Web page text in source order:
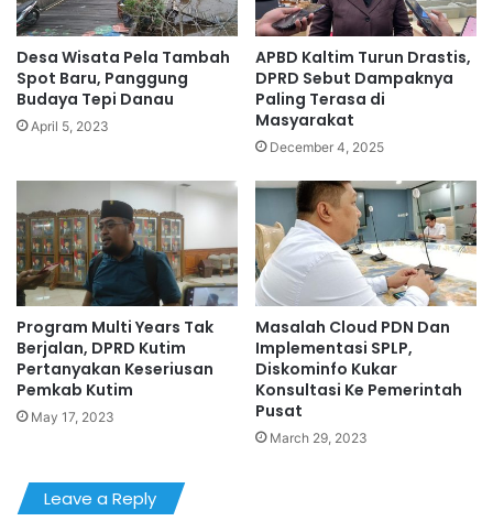
Desa Wisata Pela Tambah
Spot Baru, Panggung
Budaya Tepi Danau
April 5, 2023
APBD Kaltim Turun Drastis,
DPRD Sebut Dampaknya
Paling Terasa di
Masyarakat
December 4, 2025
Program Multi Years Tak
Berjalan, DPRD Kutim
Pertanyakan Keseriusan
Pemkab Kutim
May 17, 2023
Masalah Cloud PDN Dan
Implementasi SPLP,
Diskominfo Kukar
Konsultasi Ke Pemerintah
Pusat
March 29, 2023
Leave a Reply